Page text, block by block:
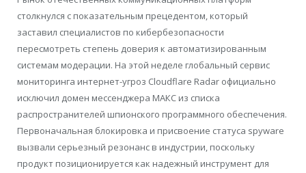
столкнулся с показательным прецедентом, который
заставил специалистов по кибербезопасности
пересмотреть степень доверия к автоматизированным
системам модерации. На этой неделе глобальный сервис
мониторинга интернет-угроз Cloudflare Radar официально
исключил домен мессенджера МАКС из списка
распространителей шпионского программного обеспечения.
Первоначальная блокировка и присвоение статуса spyware
вызвали серьезный резонанс в индустрии, поскольку
продукт позиционируется как надежный инструмент для